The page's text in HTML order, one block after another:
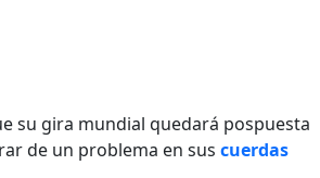
su gira mundial quedará pospuesta
de un problema en sus cuerdas